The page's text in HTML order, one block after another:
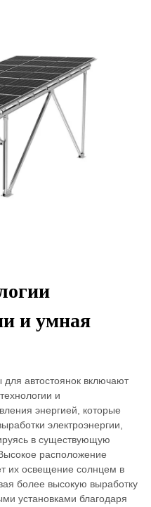
и умная
автостоянок включают
и
энергией, которые
электроэнергии,
в существующую
расположение
их освещение солнцем в
более высокую выработку
установками благодаря